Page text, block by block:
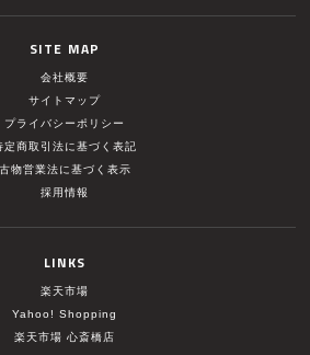
SITE MAP
会社概要
サイトマップ
プライバシーポリシー
定商取引法に基づく表記
古物営業法に基づく表示
採用情報
LINKS
楽天市場
Yahoo! Shopping
楽天市場 心斎橋店